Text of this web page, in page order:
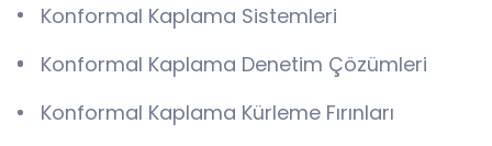
Konformal Kaplama Sistemleri
Konformal Kaplama Denetim Çözümleri
Konformal Kaplama Kürleme Fırınları